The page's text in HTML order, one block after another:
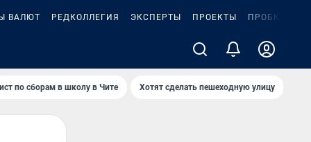
ВАЛЮТ РЕДКОЛЛЕГИЯ ЭКСПЕРТЫ ПРОЕКТЫ ПРОБКИ
по сборам в школу в Чите Хотят сделать пешеходную улицу